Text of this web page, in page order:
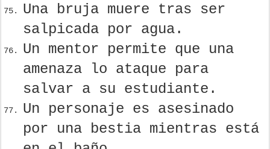
Una bruja muere tras ser
salpicada por agua.
Un mentor permite que una
amenaza lo ataque para
salvar a su estudiante.
Un personaje es asesinado
por una bestia mientras está